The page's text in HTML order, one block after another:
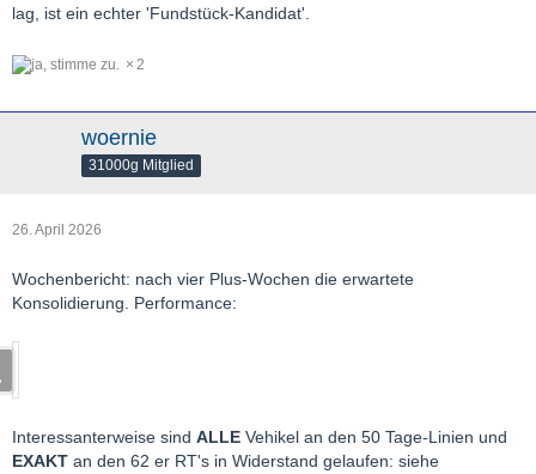
lag, ist ein echter 'Fundstück-Kandidat'.
2
woernie
31000g Mitglied
26. April 2026
Wochenbericht: nach vier Plus-Wochen die erwartete
Konsolidierung. Performance:
Interessanterweise sind ALLE Vehikel an den 50 Tage-Linien und
EXAKT an den 62 er RT's in Widerstand gelaufen: siehe